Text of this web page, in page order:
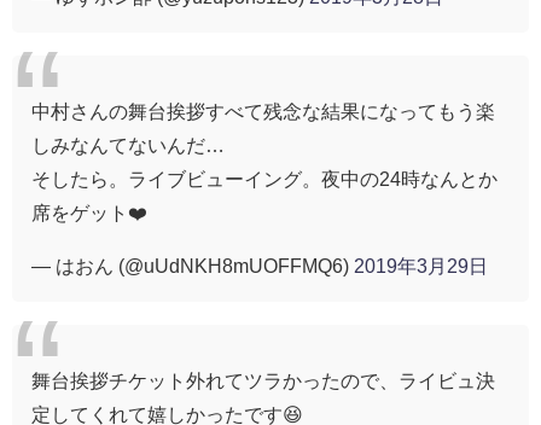
中村さんの舞台挨拶すべて残念な結果になってもう楽
しみなんてないんだ…
そしたら。ライブビューイング。夜中の24時なんとか
席をゲット❤️
— はおん (@uUdNKH8mUOFFMQ6) 2019年3月29日
舞台挨拶チケット外れてツラかったので、ライビュ決
定してくれて嬉しかったです😆